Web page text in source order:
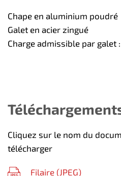
Chape en aluminium poudré
Galet en acier zingué
Charge admissible par galet
Cliquez sur le nom du
télécharger
Filaire (JPEG)